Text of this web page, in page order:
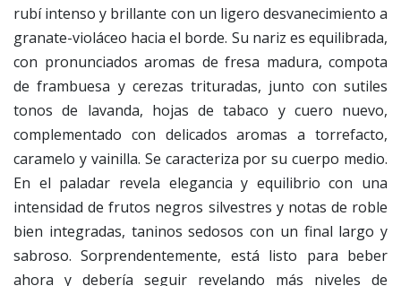
rubí intenso y brillante con un ligero desvanecimiento a
granate-violáceo hacia el borde. Su nariz es equilibrada,
con pronunciados aromas de fresa madura, compota
de frambuesa y cerezas trituradas, junto con sutiles
tonos de lavanda, hojas de tabaco y cuero nuevo,
complementado con delicados aromas a torrefacto,
caramelo y vainilla. Se caracteriza por su cuerpo medio.
En el paladar revela elegancia y equilibrio con una
intensidad de frutos negros silvestres y notas de roble
bien integradas, taninos sedosos con un final largo y
sabroso. Sorprendentemente, está listo para beber
ahora y debería seguir revelando más niveles de